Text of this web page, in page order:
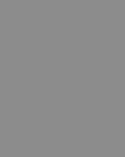
悟空 鳥山